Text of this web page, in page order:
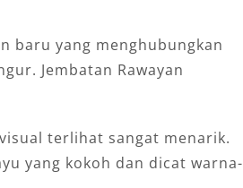
baru yang menghubungkan
Jembatan Rawayan
terlihat sangat menarik.
yang kokoh dan dicat warna-